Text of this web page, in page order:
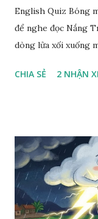
English Quiz Bóng
để nghe đọc Nắng
dòng lửa xối xuống
CHIA SẺ 2 NHẬN